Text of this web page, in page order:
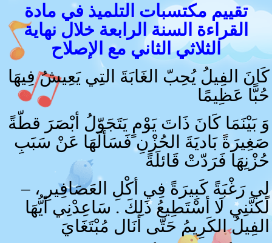
تقييم مكتسبات التلميذ في مادة
القراءة السنة الرابعة خلال نهاية
الثلاثي الثاني مع الإصلاح
كَانَ الفِيلُ يُحِبّ الغَابَةَ التِي يَعِيشُ فِيهَا
حُبًّا عَظِيمًا
وَ بَيْنَمَا كَانَ ذَاتَ يَوْمٍ يَتَجَوّلُ أبْصَرَ قطّةً
صَغِيرَةً بَاديَةَ الحُزْنِ فَسَألَهَا عَنْ سَبَبِ
حُزْنِهَا فَرَدّتْ قَائلَةً
– لِي رَغْبَةً كَبِيرَةً فِي أكْلِ العَصَافِيرِ ،
لَكنَّنِي لَا أسْتَطِيعُ ذَلِكَ . سَاعِدْنِي أيُّهَا
الفِيلُ الكَرِيمُ حَتّى أنَال مُبْتَغَايَ